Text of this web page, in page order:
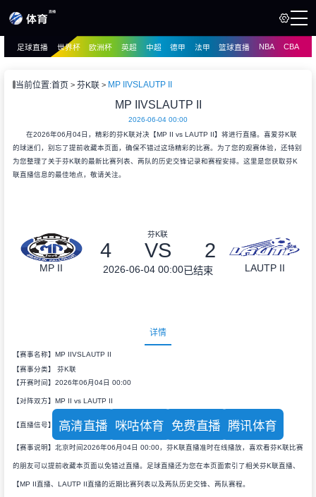
播
足球直播 世界杯 欧洲杯 英超 中超 德甲 法甲 篮球直播 NBA CBA
当前位置:首页 芬K联 MP IIVSLAUTP II
MP IIVSLAUTP II
2026-06-04 00:00
在2026年06月04日，精彩的芬K联对决【MP II vs LAUTP II】将进行直播。喜爱芬K联
的球迷们，别忘了提前收藏本页面，确保不错过这场精彩的比赛。为了您的观赛体验，还特别
为您整理了关于芬K联的最新比赛列表、两队的历史交锋记录和赛程安排。这里是您获取芬K
联直播信息的最佳地点，敬请关注。
MP II
芬K联
4 VS 2
2026-06-04 00:00已结束 LAUTP II
详情
【赛事名称】MP IIVSLAUTP II
【赛事分类】 芬K联
【开赛时间】2026年06月04日 00:00
【对阵双方】MP II vs LAUTP II
【直播信号】 高清直播 咪咕体育 免费直播 腾讯体育
【赛事说明】北京时间2026年06月04日 00:00，芬K联直播准时在线播放，喜欢看芬K联比赛
的朋友可以提前收藏本页面以免错过直播。足球直播还为您在本页面索引了相关芬K联直播、
【MP II直播、LAUTP II直播的近期比赛列表以及两队历史交锋、两队赛程。